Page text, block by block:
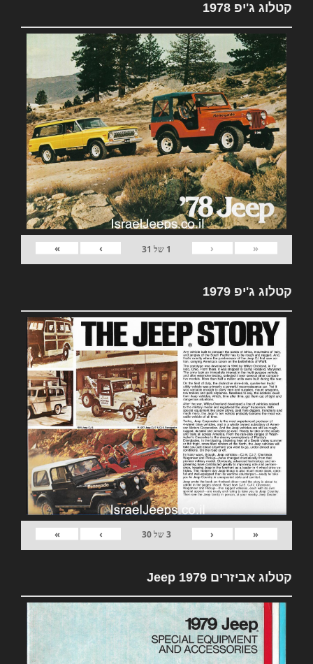
קטלוג ג'יפ 1978
«
‹
1 של 31
›
»
קטלוג ג'יפ 1979
«
‹
3של30
›
»
קטלוג אביזרים 1979 Jeep